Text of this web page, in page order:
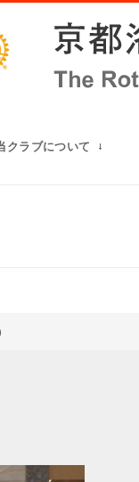
クラブについて